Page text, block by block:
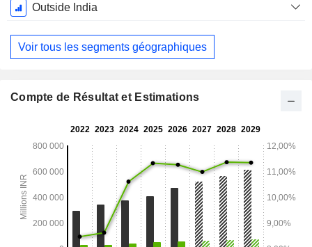
MarsOutside India
Voir tous les segments géographiques
Compte de Résultat et Estimations